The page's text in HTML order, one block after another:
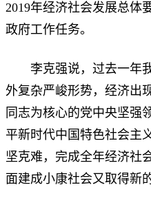
2019年经济社会发展总体
政府工作任务。
李克强说，过去一年我
外复杂严峻形势，经济出
同志为核心的党中央坚强
平新时代中国特色社会主
坚克难，完成全年经济社
面建成小康社会又取得新